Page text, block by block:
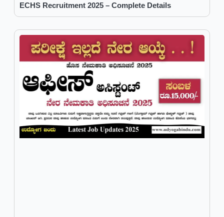
ECHS Recruitment 2025 – Complete Details